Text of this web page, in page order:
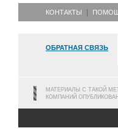
КОНТАКТЫ
ОБРАТНАЯ СВЯЗЬ
МАТЕРИАЛЫ С ТАКОЙ
КОМПАНИЙ